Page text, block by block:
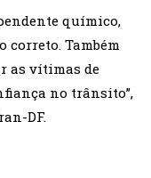
químico,
correto. Também
as vítimas de
no trânsito”,
DF.